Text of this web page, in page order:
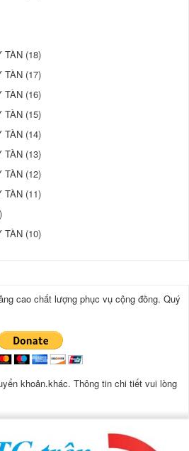
TÀN (18)
TÀN (17)
TÀN (16)
TÀN (15)
TÀN (14)
TÀN (13)
TÀN (12)
TÀN (11)
TÀN (10)
cao chất lượng phục vụ cộng đồng. Quý
khoản.khác. Thông tin chi tiết vui lòng